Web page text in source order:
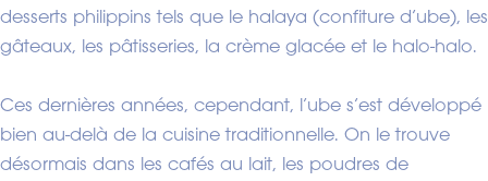
desserts philippins tels que le halaya (confiture d’ube), les
gâteaux, les pâtisseries, la crème glacée et le halo-halo.
Ces dernières années, cependant, l’ube s’est développé
bien au-delà de la cuisine traditionnelle. On le trouve
désormais dans les cafés au lait, les poudres de